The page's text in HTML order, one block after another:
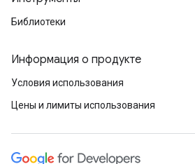
Библиотеки
Информация о продукте
Условия использования
Цены и лимиты использования